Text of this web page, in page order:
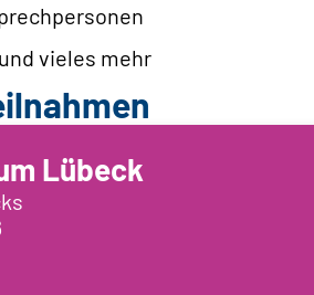
vieles mehr
Lübeck